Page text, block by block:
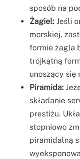
sposób na
Żagiel: Jeśli
morskiej,
formie żagla
trójkątną
unoszący się
Piramida:
składanie
prestiżu.
stopniowo
piramidalną